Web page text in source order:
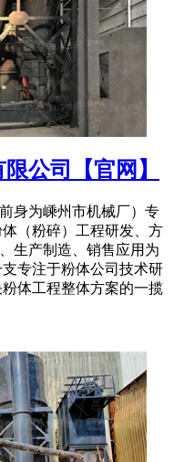
公司【官网】
身为嵊州市机械厂）专
（粉碎）工程研发、方
生产制造、销售应用为
专注于粉体公司技术研
体工程整体方案的一揽